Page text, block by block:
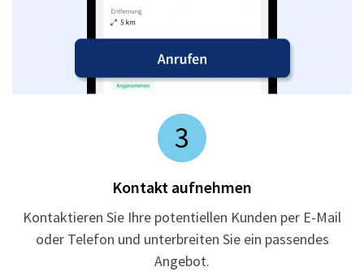
3
Kontakt aufnehmen
Kontaktieren Sie Ihre potentiellen Kunden per E-Mail
oder Telefon und unterbreiten Sie ein passendes
Angebot.